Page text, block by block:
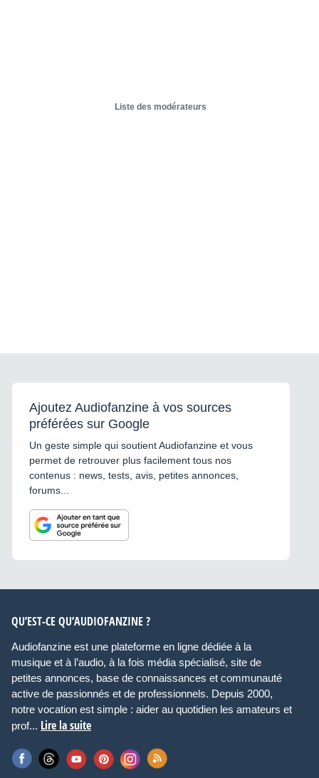
Liste des modérateurs
Ajoutez Audiofanzine à vos sources
préférées sur Google
Un geste simple qui soutient Audiofanzine et vous
permet de retrouver plus facilement tous nos
contenus : news, tests, avis, petites annonces,
forums...
QU’EST-CE QU’AUDIOFANZINE ?
Audiofanzine est une plateforme en ligne dédiée à la
musique et à l’audio, à la fois média spécialisé, site de
petites annonces, base de connaissances et communauté
active de passionnés et de professionnels. Depuis 2000,
notre vocation est simple : aider au quotidien les amateurs et
prof... Lire la suite